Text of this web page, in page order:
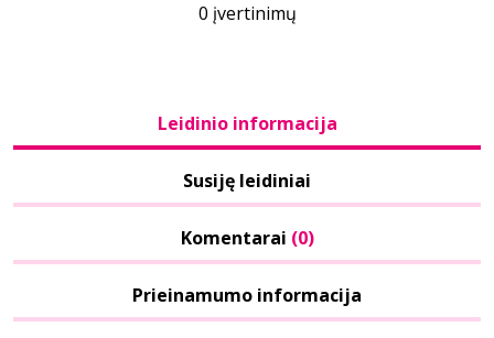
0 įvertinimų
Leidinio informacija
Susiję leidiniai
Komentarai (0)
Prieinamumo informacija